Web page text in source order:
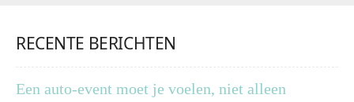
RECENTE BERICHTEN
Een auto-event moet je voelen, niet alleen